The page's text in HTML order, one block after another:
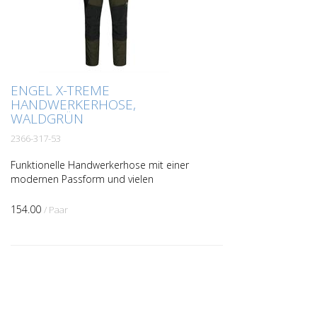
ENGEL X-TREME
HANDWERKERHOSE,
WALDGRÜN
2366-317-53
Funktionelle Handwerkerhose mit einer
modernen Passform und vielen
mit z. B. ergonomisch geformtem
154.00 / Paar